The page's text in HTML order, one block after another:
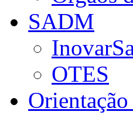
SADM
OTES